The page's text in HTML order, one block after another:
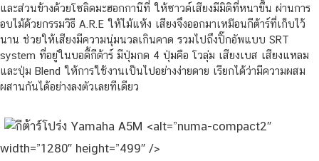
และส่วนข้างด้วยโซลิดมะฮอกกานีที่ ให้ซาวด์เสียงมีมิติที่หนาขึ้น ผ่านการ
อบไม้ด้วยกรรมวิธี A.R.E ให้ไม้แห้ง เสียงจึงออกมาเหมือนกีต้าร์ที่เก็บไว้
นาน ช่วยให้เสียงมีความนุ่มนวลเกินคาด รวมไปถึงปิ๊กอัพแบบ SRT
system ที่อยู่ในบอดี้กีต้าร์ มีปุ่มกด 4 ปุ่มคือ โวลุ่ม เสียงเบส เสียงแหลม
และปุ่ม Blend ให้การใช้งานเป็นไปอย่างง่ายดาย เรียกได้ว่ามีความผสม
ผสานกันได้อย่างลงตัวเลยทีเดียว
<alt=”numa-compact2″
width=”1280″ height=”499″ />